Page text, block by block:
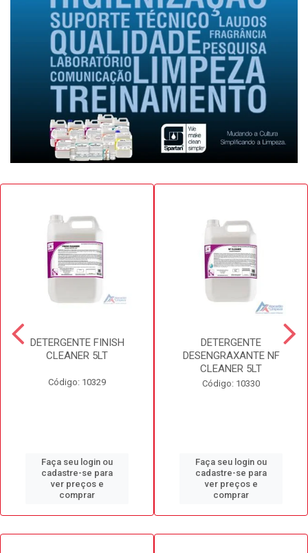
DETERGENTE FINISH
CLEANER 5LT
Código: 10329
Faça seu login ou
cadastre-se para
ver preços e
comprar
DETERGENTE
DESENGRAXANTE NF
CLEANER 5LT
Código: 10330
Faça seu login ou
cadastre-se para
ver preços e
comprar